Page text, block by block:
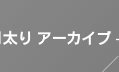
り アーカイ